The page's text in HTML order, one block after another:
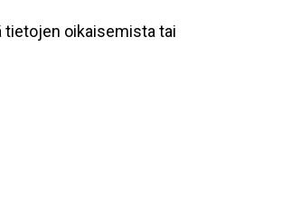
tietojen oikaisemista tai